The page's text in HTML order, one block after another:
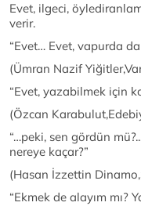
Evet, ilgeci,
verir.
“Evet… Evet, vapurda
(Ümran Nazif
“Evet, yazabilmek için
(Özcan
“…peki, sen gördün
nereye kaçar?”
(Hasan İzzettin
“Ekmek de alayım mı?